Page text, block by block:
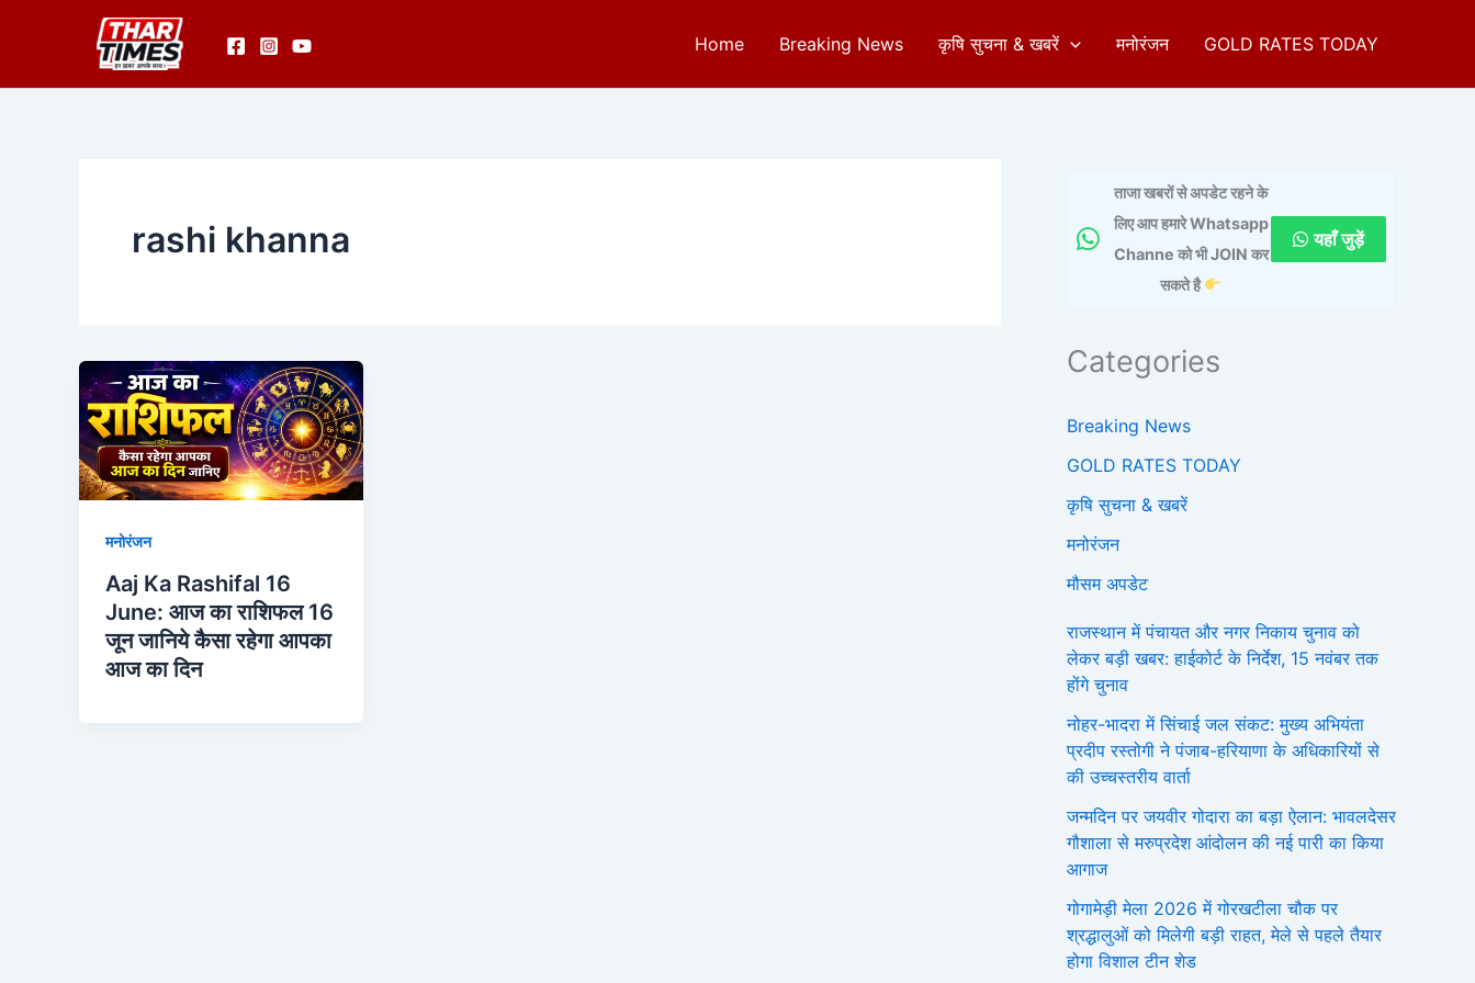
Home Breaking News कृषि सुचना & खबरें मनोरंजन GOLD RATES TODAY
rashi khanna
मनोरंजन
Aaj Ka Rashifal 16
June: आज का राशिफल 16
जून जानिये कैसा रहेगा आपका
आज का दिन
ताजा खबरों से अपडेट रहने के
लिए आप हमारे Whatsapp
Channe को भी JOIN कर
सकते है
यहाँ जुड़ें
Categories
Breaking News
GOLD RATES TODAY
कृषि सुचना & खबरें
मनोरंजन
मौसम अपडेट
राजस्थान में पंचायत और नगर निकाय चुनाव को
लेकर बड़ी खबर: हाईकोर्ट के निर्देश, 15 नवंबर तक
होंगे चुनाव
नोहर-भादरा में सिंचाई जल संकट: मुख्य अभियंता
प्रदीप रस्तोगी ने पंजाब-हरियाणा के अधिकारियों से
की उच्चस्तरीय वार्ता
जन्मदिन पर जयवीर गोदारा का बड़ा ऐलान: भावलदेसर
गौशाला से मरुप्रदेश आंदोलन की नई पारी का किया
आगाज
गोगामेड़ी मेला 2026 में गोरखटीला चौक पर
श्रद्धालुओं को मिलेगी बड़ी राहत, मेले से पहले तैयार
होगा विशाल टीन शेड